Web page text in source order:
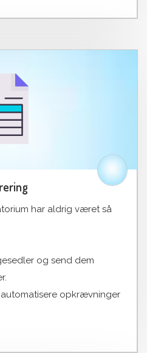
har aldrig været så
og send dem
automatisere opkrævninger